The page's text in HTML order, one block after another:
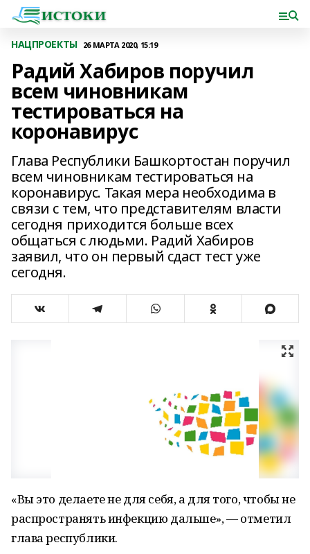
НАЦПРОЕКТЫ 26 МАРТА 2020, 15:19
Радий Хабиров поручил
всем чиновникам
тестироваться на
коронавирус
Глава Республики Башкортостан поручил
всем чиновникам тестироваться на
коронавирус. Такая мера необходима в
связи с тем, что представителям власти
сегодня приходится больше всех
общаться с людьми. Радий Хабиров
заявил, что он первый сдаст тест уже
сегодня.
«Вы это делаете не для себя, а для того, чтобы не
распространять инфекцию дальше», — отметил
глава республики.